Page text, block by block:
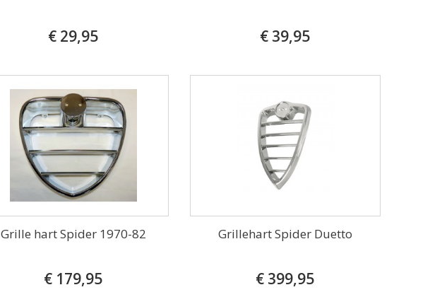
€ 29,95 € 39,95
Grille hart Spider 1970-82
€ 179,95
Grillehart Spider Duetto
€ 399,95